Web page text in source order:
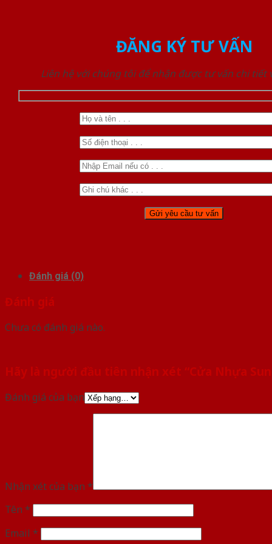
ĐĂNG KÝ TƯ VẤN
Liên hệ với chúng tôi để nhận được tư vấn chi tiết
Đánh giá (0)
Đánh giá
Chưa có đánh giá nào.
Hãy là người đầu tiên nhận xét “Cửa Nhựa
Đánh giá của bạn
Nhận xét của bạn *
Tên *
Email *